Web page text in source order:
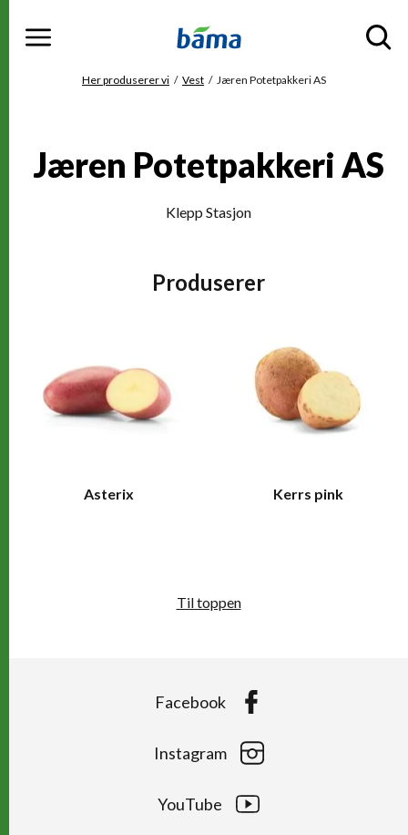
Meny
Du er her
Her produserer vi Vest Jæren Potetpakkeri AS
Jæren Potetpakkeri AS
Klepp Stasjon
Produserer
Asterix Kerrs pink
Til toppen
Facebook
Instagram
YouTube